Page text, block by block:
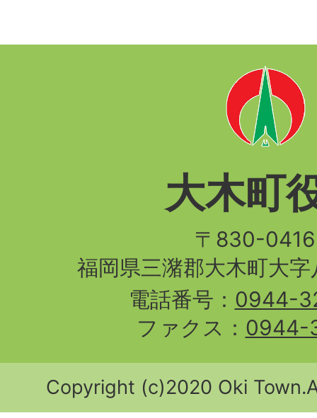
大木町
〒830-
福岡県三潴郡大木町大
電話番号： 0944-
ファクス： 0944-
Copyright (c)2020 Oki